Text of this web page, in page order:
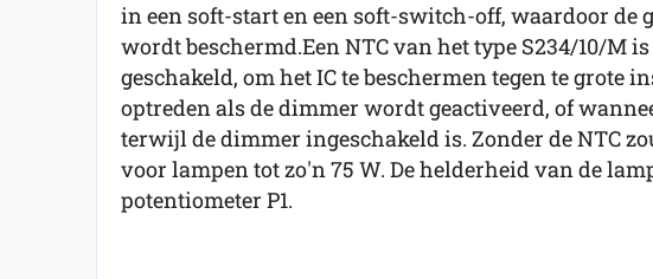
in een soft-start en een soft-switch-off, waardoor de
wordt beschermd.Een NTC van het type S234/10/M
geschakeld, om het IC te beschermen tegen te grote
optreden als de dimmer wordt geactiveerd, of
terwijl de dimmer ingeschakeld is. Zonder de NTC
voor lampen tot zo'n 75 W. De helderheid van de
potentiometer P1.